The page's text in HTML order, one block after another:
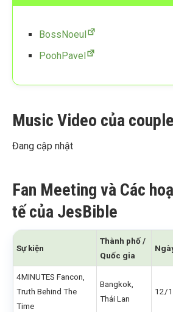
BossNoeul
PoohPavel
Music Video của
Đang cập nhật
Fan Meeting và Các
tế của JesBible
Sự kiện
Thành phố /
Quốc gia
4MINUTES Fancon,
Truth Behind The
Time
Bangkok,
Thái Lan
12/